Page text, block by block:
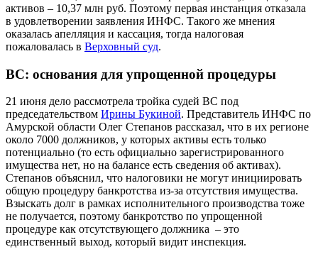
активов – 10,37 млн руб. Поэтому первая инстанция отказала
в удовлетворении заявления ИНФС. Такого же мнения
оказалась апелляция и кассация, тогда налоговая
пожаловалась в Верховный суд.
ВС: основания для упрощенной процедуры
21 июня дело рассмотрела тройка судей ВС под
председательством Ирины Букиной. Представитель ИНФС по
Амурской области Олег Степанов рассказал, что в их регионе
около 7000 должников, у которых активы есть только
потенциально (то есть официально зарегистрированного
имущества нет, но на балансе есть сведения об активах).
Степанов объяснил, что налоговики не могут инициировать
общую процедуру банкротства из-за отсутствия имущества.
Взыскать долг в рамках исполнительного производства тоже
не получается, поэтому банкротство по упрощенной
процедуре как отсутствующего должника – это
единственный выход, который видит инспекция.